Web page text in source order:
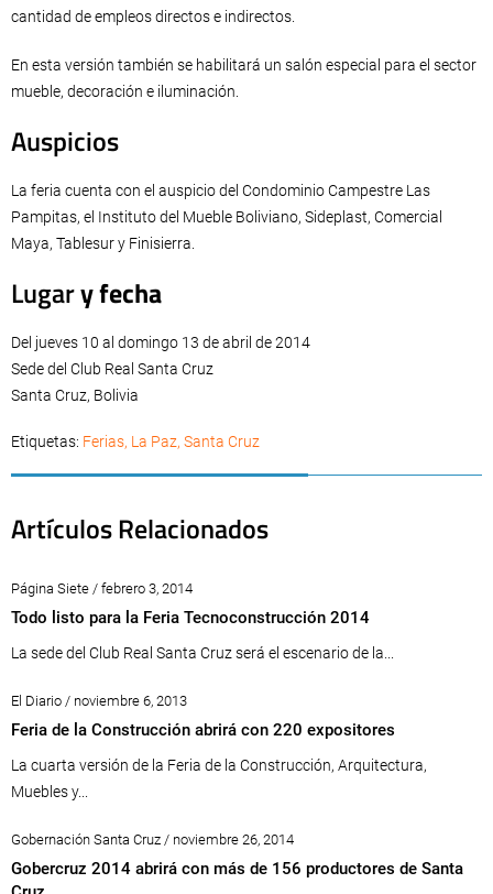
cantidad de empleos directos e indirectos.
En esta versión también se habilitará un salón especial para el sector
mueble, decoración e iluminación.
Auspicios
La feria cuenta con el auspicio del Condominio Campestre Las
Pampitas, el Instituto del Mueble Boliviano, Sideplast, Comercial
Maya, Tablesur y Finisierra.
Lugary fecha
Del jueves 10 al domingo 13 de abril de 2014
Sede del Club Real Santa Cruz
Santa Cruz, Bolivia
Etiquetas: Ferias, La Paz, Santa Cruz
Artículos Relacionados
Página Siete / febrero 3, 2014
Todo listo para la Feria Tecnoconstrucción 2014
La sede del Club Real Santa Cruz será el escenario de la...
El Diario / noviembre 6, 2013
Feria de la Construcción abrirá con 220 expositores
La cuarta versión de la Feria de la Construcción, Arquitectura,
Muebles y...
Gobernación Santa Cruz / noviembre 26, 2014
Gobercruz 2014 abrirá con más de 156 productores de Santa